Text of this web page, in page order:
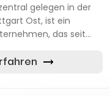
gelegen in der
Ost, ist ein
das seit
Robert Schaller,...